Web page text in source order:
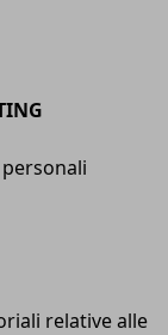
relative alle